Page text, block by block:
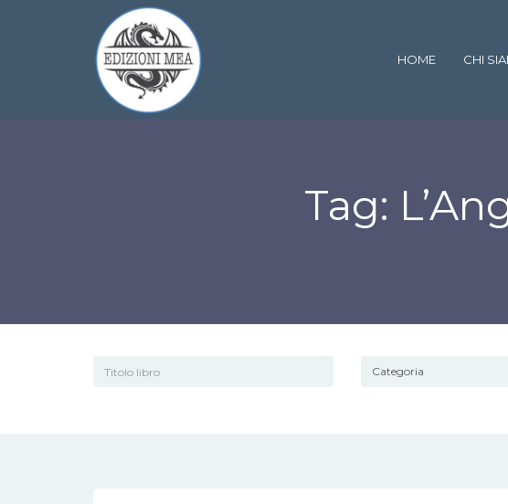
HOME CHI
Tag: